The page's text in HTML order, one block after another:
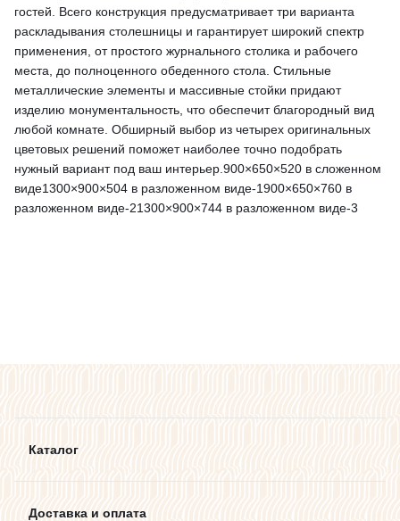
гостей. Всего конструкция предусматривает три варианта
раскладывания столешницы и гарантирует широкий спектр
применения, от простого журнального столика и рабочего
места, до полноценного обеденного стола. Стильные
металлические элементы и массивные стойки придают
изделию монументальность, что обеспечит благородный вид
любой комнате. Обширный выбор из четырех оригинальных
цветовых решений поможет наиболее точно подобрать
нужный вариант под ваш интерьер.900×650×520 в сложенном
виде1300×900×504 в разложенном виде-1900×650×760 в
разложенном виде-21300×900×744 в разложенном виде-3
Каталог
Доставка и оплата